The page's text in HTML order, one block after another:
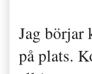
Jag börjar
på plats.